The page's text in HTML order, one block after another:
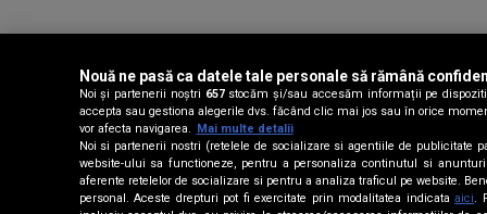
Nouă ne pasă ca datele tale personale să rămână
Noi și partenerii noștri 657stocăm și/sau accesăm informații pe
accepta sau gestiona alegerile dvs. făcând clic mai jos sau în orice
vor afecta navigarea.
Mai multe detalii
Noi si partenerii nostri (retelele de socializare si agentiile de
website-ului sa functioneze, pentru a personaliza continutul si
aferente retelelor de socializare si pentru a analiza traficul pe website.
personal. Aceste drepturi pot fi exercitate prin modalitatea indicataaici.